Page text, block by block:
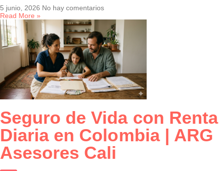
5 junio, 2026 No hay comentarios
Read More »
Seguro de Vida con Renta
Diaria en Colombia | ARG
Asesores Cali